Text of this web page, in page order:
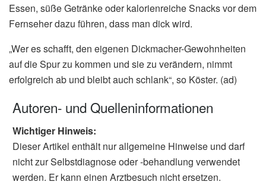
Essen, süße Getränke oder kalorienreiche Snacks vor dem
Fernseher dazu führen, dass man dick wird.
„Wer es schafft, den eigenen Dickmacher-Gewohnheiten
auf die Spur zu kommen und sie zu verändern, nimmt
erfolgreich ab und bleibt auch schlank“, so Köster. (ad)
Autoren- und Quelleninformationen
Wichtiger Hinweis:
Dieser Artikel enthält nur allgemeine Hinweise und darf
nicht zur Selbstdiagnose oder -behandlung verwendet
werden. Er kann einen Arztbesuch nicht ersetzen.